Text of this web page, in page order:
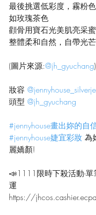
最後挑選低彩度，霧粉
如玫瑰茶色
顴骨用寶石光美肌亮采
整體柔和自然，自帶光
(圖片來源:@jh_gyuchang)
妝容
頭型 @jh_gyuchang
#jennyhouse畫出妳的自
#jennyhouse婕宜彩妝 為
麗嬌顏!
📣1111限時下殺活動-
運
https://